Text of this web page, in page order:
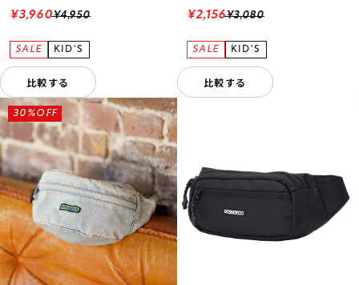
¥4,950
¥3,960
比較する
¥3,080
¥2,156
比較する
30%OFF